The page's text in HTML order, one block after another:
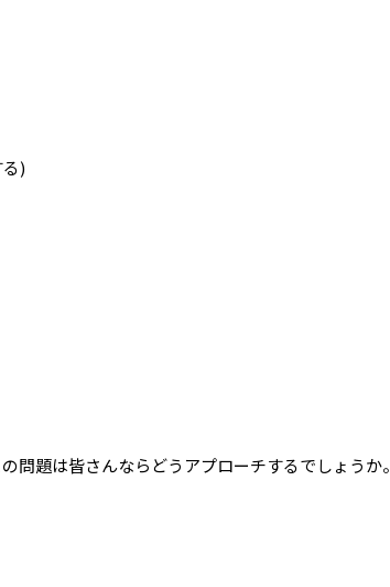
)
問題は皆さんならどうアプローチするでしょうか。